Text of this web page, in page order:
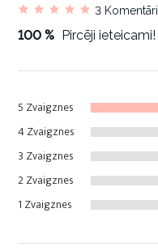
5 Zvaigznes
4 Zvaigznes
3 Zvaigznes
2 Zvaigznes
1 Zvaigznes
3 Komentāri
100 % Pircēji ieteicami!